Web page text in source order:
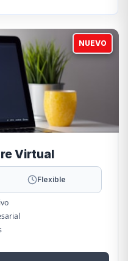
NUEVO
Virtual
Flexible